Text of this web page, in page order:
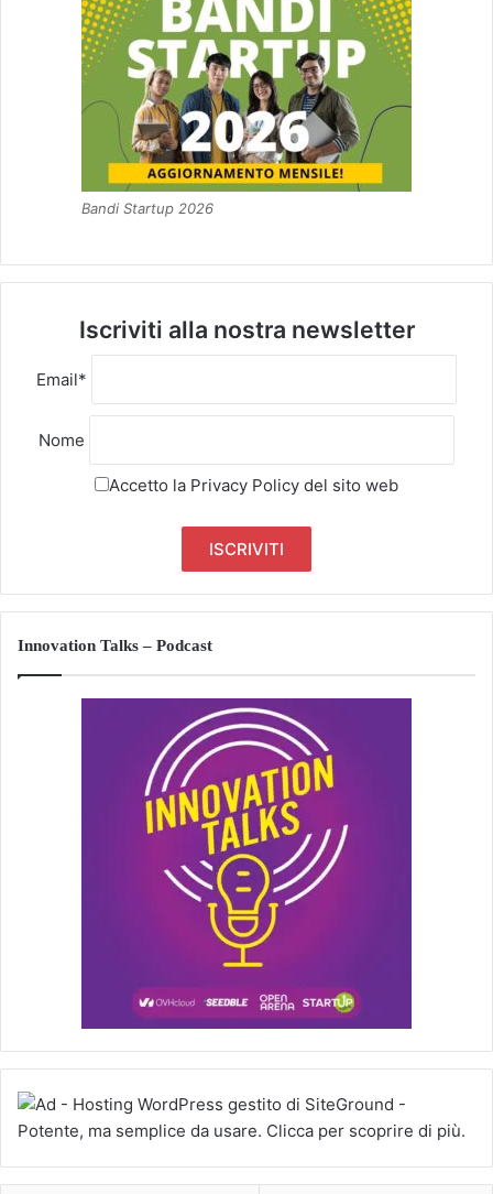
Bandi Startup 2026
Iscriviti alla nostra newsletter
Email*
Nome
Accetto la Privacy Policy del sito web
Innovation Talks – Podcast